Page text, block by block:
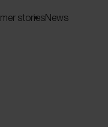
storiesNews